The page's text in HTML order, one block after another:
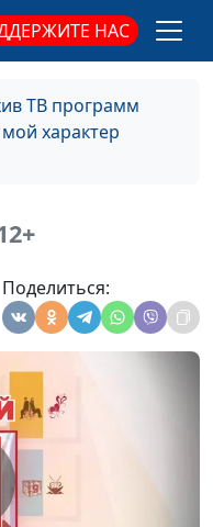
НАС
ТВ программ
характер
Поделиться:
Лилия
семейный
#130
семейный
Лилия
семейный